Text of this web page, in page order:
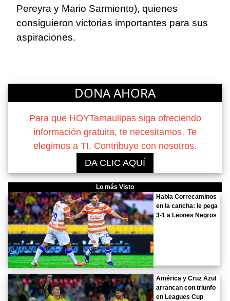
Pereyra y Mario Sarmiento), quienes
consiguieron victorias importantes para sus
aspiraciones.
DONA AHORA
Para que HOYTamaulipas siga ofreciendo
información gratuita, te necesitamos. Te
elegimos a TI. Contribuye con nosotros.
DA CLIC AQUÍ
Lo más Visto
Habla Correcaminos
en la cancha: le pega
3-1 a Leones Negros
América y Cruz Azul
arrancan con triunfo
en Leagues Cup